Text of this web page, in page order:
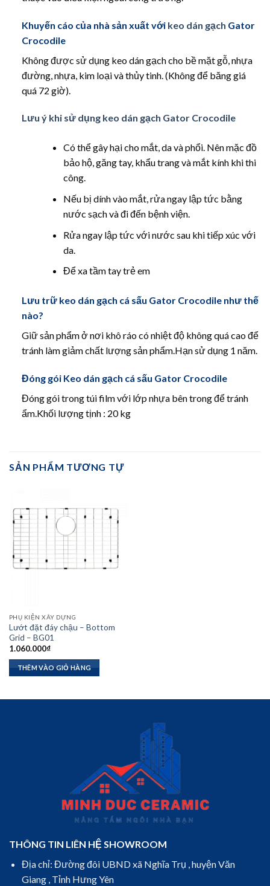
Khuyến cáo của nhà sản xuất với keo dán gạch Gator
Crocodile
Không được sử dụng keo dán gạch cho bề mặt gỗ, nhựa
đường, nhựa, kim loại và thủy tinh. (Không để băng giá
quá 72 giờ).
Lưu ý khi sử dụng keo dán gạch Gator Crocodile
Có thể gây hại cho mắt, da và phổi. Nên mặc đồ
bảo hộ, găng tay, khẩu trang và mắt kính khi thi
công.
Nếu bị dính vào mắt, rửa ngay lập tức bằng
nước sạch và đi đến bệnh viện.
Rửa ngay lập tức với nước sau khi tiếp xúc với
da.
Để xa tầm tay trẻ em
Lưu trữ keo dán gạch cá sấu Gator Crocodile như thế
nào?
Giữ sản phẩm ở nơi khô ráo có nhiệt độ không quá cao để
tránh làm giảm chất lượng sản phẩm.Hạn sử dụng 1 năm.
Đóng gói Keo dán gạch cá sấu Gator Crocodile
Đóng gói trong túi film với lớp nhựa bên trong để tránh
ẩm.Khối lượng tịnh : 20 kg
SẢN PHẨM TƯƠNG TỰ
PHỤ KIỆN XÂY DỰNG
Lướt đặt đáy chậu – Bottom
Grid – BG01
1.060.000₫
THÊM VÀO GIỎ HÀNG
THÔNG TIN LIÊN HỆ SHOWROOM
Địa chỉ: Đường đôi UBND xã Nghĩa Trụ , huyện Văn
Giang , Tỉnh Hưng Yên